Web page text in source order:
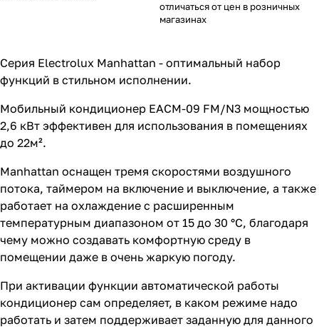
отличаться от цен в розничных
магазинах
Cерия Electrolux Manhattan - оптимальный набор
функций в стильном исполнении.
Мобильный кондиционер EACM-09 FM/N3 мощностью
2,6 кВт эффективен для использования в помещениях
до 22м².
Manhattan оснащен тремя скоростями воздушного
потока, таймером на включение и выключение, а также
работает на охлаждение с расширенным
температурным диапазоном от 15 до 30 °С, благодаря
чему можно создавать комфортную среду в
помещении даже в очень жаркую погоду.
При активации функции автоматической работы
кондиционер сам определяет, в каком режиме надо
работать и затем поддерживает заданную для данного